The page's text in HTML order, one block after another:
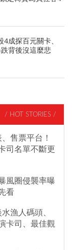
成探百元關卡、
背後沒這麼悲
/ HOT STORIES /
售票平台！
司名單不斷更
風圈侵襲率曝
看
漁人碼頭、
卡司、最佳觀